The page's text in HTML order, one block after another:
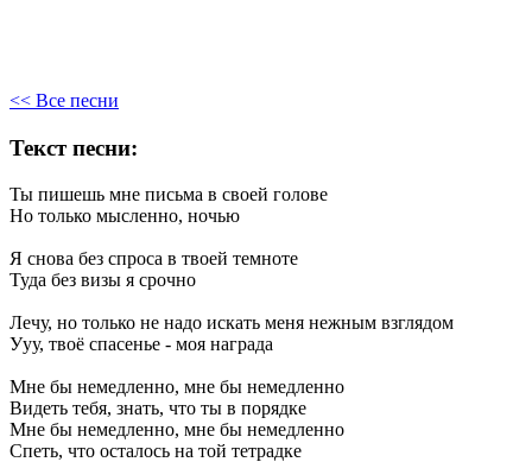
<< Все песни
Текст песни:
Ты пишешь мне письма в своей голове
Но только мысленно, ночью
Я снова без спроса в твоей темноте
Туда без визы я срочно
Лечу, но только не надо искать меня нежным взглядом
Ууу, твоё спасенье - моя награда
Мне бы немедленно, мне бы немедленно
Видеть тебя, знать, что ты в порядке
Мне бы немедленно, мне бы немедленно
Спеть, что осталось на той тетрадке